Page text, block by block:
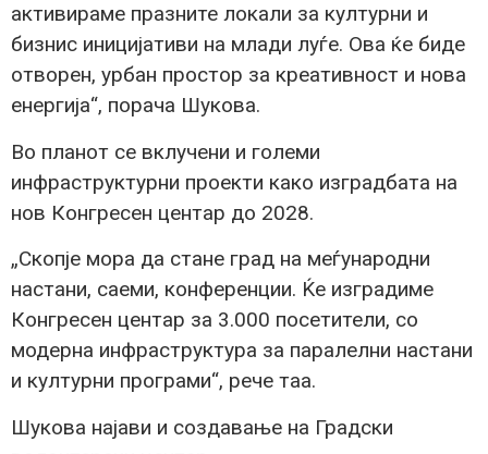
активираме празните локали за културни и
бизнис иницијативи на млади луѓе. Ова ќе биде
отворен, урбан простор за креативност и нова
енергија“, порача Шукова.
Во планот се вклучени и големи
инфраструктурни проекти како изградбата на
нов Конгресен центар до 2028.
„Скопје мора да стане град на меѓународни
настани, саеми, конференции. Ќе изградиме
Конгресен центар за 3.000 посетители, со
модерна инфраструктура за паралелни настани
и културни програми“, рече таа.
Шукова најави и создавање на Градски